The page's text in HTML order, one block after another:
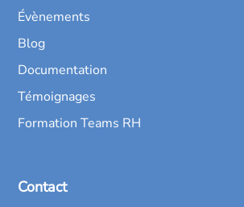
Évènements
Blog
Documentation
Témoignages
Formation Teams RH
Contact